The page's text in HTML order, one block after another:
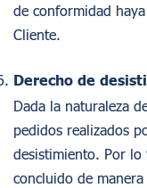
de conformidad
Cliente.
Derecho de
Dada la naturaleza
pedidos realizados
desistimiento. Por
concluido de